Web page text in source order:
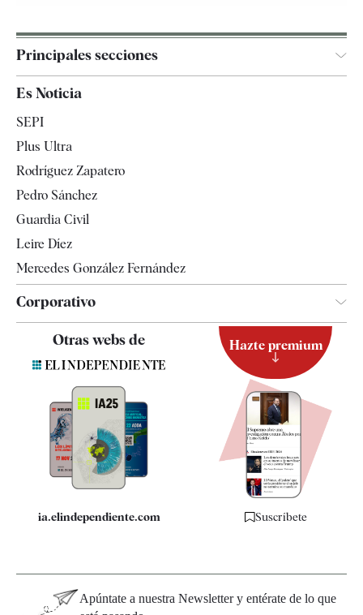
Principales secciones
España
Televisión
Es Noticia
SEPI
Plus Ultra
Rodríguez Zapatero
Pedro Sánchez
Guardia Civil
Leire Díez
Mercedes González Fernández
Corporativo
Contacto
Quiénes somos
Especificaciones
Otras webs de
ia.elindependiente.com
Hazte premium
Suscríbete
Apúntate a nuestra Newsletter y entérate de lo que